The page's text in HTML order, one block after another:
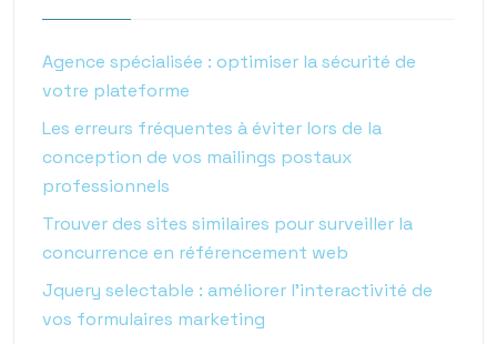
Agence spécialisée : optimiser la sécurité de
votre plateforme
Les erreurs fréquentes à éviter lors de la
conception de vos mailings postaux
professionnels
Trouver des sites similaires pour surveiller la
concurrence en référencement web
Jquery selectable : améliorer l’interactivité de
vos formulaires marketing